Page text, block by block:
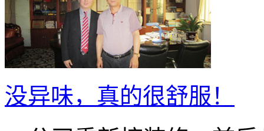
没异味，真的很舒服！